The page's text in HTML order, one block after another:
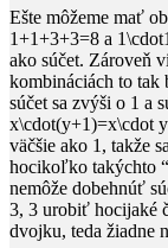
Ešte môžeme mať
1+1+3+3=8 ​ a
ako súčet. Zároveň
kombináciách to
súčet sa zvýši o 1
a
x\cdot(y+1)=x\cdot
väčšie ako 1 ​, takže
hocikoľko takýchto
nemôže dobehnúť
3, 3 urobiť hocijaké
dvojku, teda žiadne